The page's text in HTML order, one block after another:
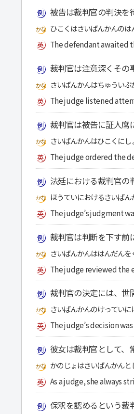
被告は裁判官の判決を
ひこくはさいばんかんのは
The defendant awaited
裁判官は注意深くその
さいばんかんはちゅういぶ
The judge listened
裁判官は被告に証人席
さいばんかんはひこくにし
The judge ordered the
法廷における裁判官の
ほうていにおけるさいばん
The judge’s judgment
裁判官は判断を下す前
さいばんかんははんだん
The judge reviewed the
裁判官の決定には、世
さいばんかんのけっていに
The judge’s decision
彼女は裁判官として、
かのじょはさいばんかんと
As a judge, she always
保釈を認めるという裁